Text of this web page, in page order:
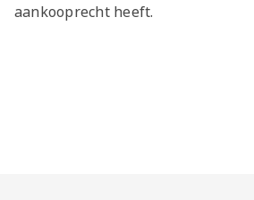
aankooprecht heeft.